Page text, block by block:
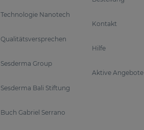
Technologie Nanotech
Qualitätsversprechen
Sesderma Group
Sesderma Bali Stiftung
Buch Gabriel Serrano
Kontakt
Hilfe
Aktive Angebote